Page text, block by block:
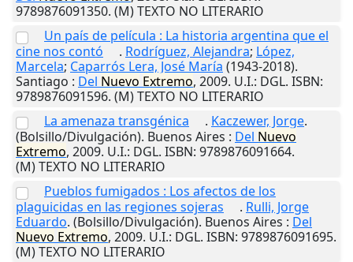
9789876091350. (M) TEXTO NO LITERARIO
Un país de película : La historia argentina que el
cine nos contó
. Rodríguez, Alejandra; López,
Marcela; Caparrós Lera, José María (1943-2018).
Santiago : Del Nuevo Extremo, 2009. U.I.: DGL. ISBN:
9789876091596. (M) TEXTO NO LITERARIO
La amenaza transgénica
. Kaczewer, Jorge.
(Bolsillo/Divulgación). Buenos Aires : Del Nuevo
Extremo, 2009. U.I.: DGL. ISBN: 9789876091664.
(M) TEXTO NO LITERARIO
Pueblos fumigados : Los afectos de los
plaguicidas en las regiones sojeras
. Rulli, Jorge
Eduardo. (Bolsillo/Divulgación). Buenos Aires : Del
Nuevo Extremo, 2009. U.I.: DGL. ISBN: 9789876091695.
(M) TEXTO NO LITERARIO